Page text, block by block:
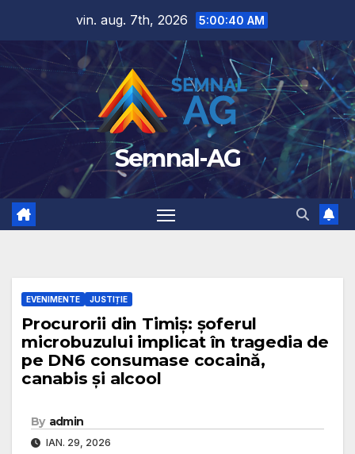
content
vin. aug. 7th, 2026 5:00:41 AM
Semnal-AG
EVENIMENTE JUSTIȚIE
Procurorii din Timiș: șoferul
microbuzului implicat în tragedia de
pe DN6 consumase cocaină,
canabis și alcool
By admin
IAN. 29, 2026